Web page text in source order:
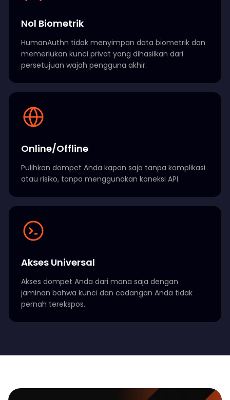
Nol Biometrik
HumanAuthn tidak menyimpan data biometrik dan
memerlukan kunci privat yang dihasilkan dari
persetujuan wajah pengguna akhir.
Online/Offline
Pulihkan dompet Anda kapan saja tanpa komplikasi
atau risiko, tanpa menggunakan koneksi API.
Akses Universal
Akses dompet Anda dari mana saja dengan
jaminan bahwa kunci dan cadangan Anda tidak
pernah terekspos.